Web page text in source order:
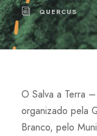
QUERCUS
O Salva a Terra
organizado pela
Branco, pelo